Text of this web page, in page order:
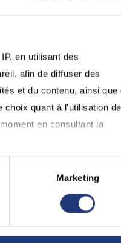
en utilisant des
afin de diffuser des
et du contenu, ainsi que
choix quant à l'utilisation de
en consultant la
plusieurs mètres près
(empreintes
Marketing
Voir toutes les dates de
09:00 -